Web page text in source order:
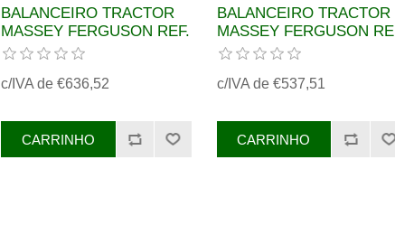
BALANCEIRO TRACTOR
MASSEY FERGUSON REF.
4226792M91, 4224107M91,
3637352M91, 4111K055,
4111K011
c/IVA de €636,52
BALANCEIRO TRACTOR
MASSEY FERGUSON
746432M91, 41733082,
c/IVA de €537,51